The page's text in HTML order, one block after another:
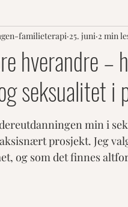
hverandre –
seksualitet i
familieterapi 25. juni 2 min
5 stjerner.
min i
prosjekt. Jeg
og som det finnes